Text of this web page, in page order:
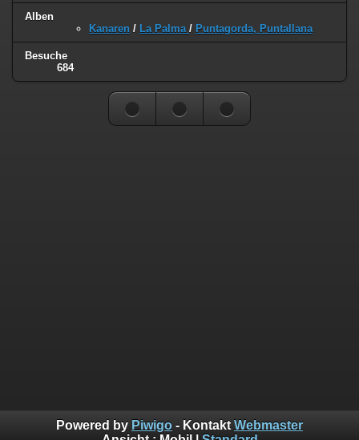
Alben
Kanaren / La Palma / Puntagorda, Puntallana
Besuche
684
Powered by Piwigo - Kontakt Webmaster